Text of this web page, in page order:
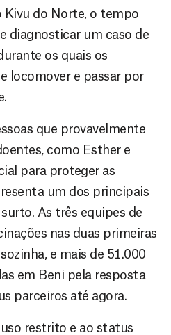
Kivu do Norte, o tempo
diagnosticar um caso de
os quais os
locomover e passar por
que provavelmente
como Esther e
para proteger as
um dos principais
As três equipes de
nas duas primeiras
e mais de 51.000
em Beni pela resposta
parceiros até agora.
restrito e ao status